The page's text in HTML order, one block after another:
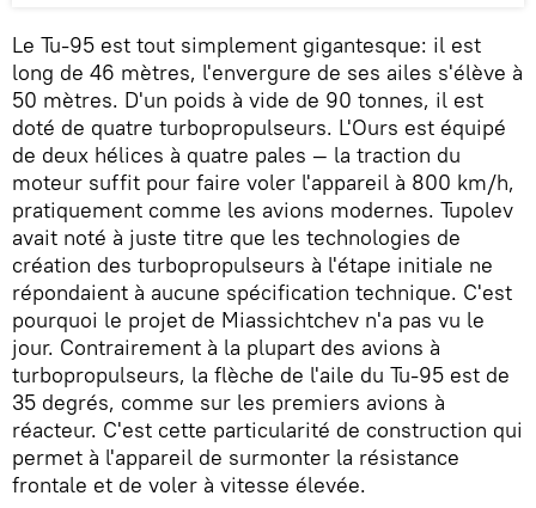
Le Tu-95 est tout simplement gigantesque: il est
long de 46 mètres, l'envergure de ses ailes s'élève à
50 mètres. D'un poids à vide de 90 tonnes, il est
doté de quatre turbopropulseurs. L'Ours est équipé
de deux hélices à quatre pales — la traction du
moteur suffit pour faire voler l'appareil à 800 km/h,
pratiquement comme les avions modernes. Tupolev
avait noté à juste titre que les technologies de
création des turbopropulseurs à l'étape initiale ne
répondaient à aucune spécification technique. C'est
pourquoi le projet de Miassichtchev n'a pas vu le
jour. Contrairement à la plupart des avions à
turbopropulseurs, la flèche de l'aile du Tu-95 est de
35 degrés, comme sur les premiers avions à
réacteur. C'est cette particularité de construction qui
permet à l'appareil de surmonter la résistance
frontale et de voler à vitesse élevée.